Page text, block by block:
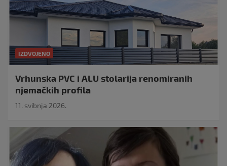
IZDVOJENO
Vrhunska PVC i ALU stolarija renomiranih
njemačkih profila
11. svibnja 2026.